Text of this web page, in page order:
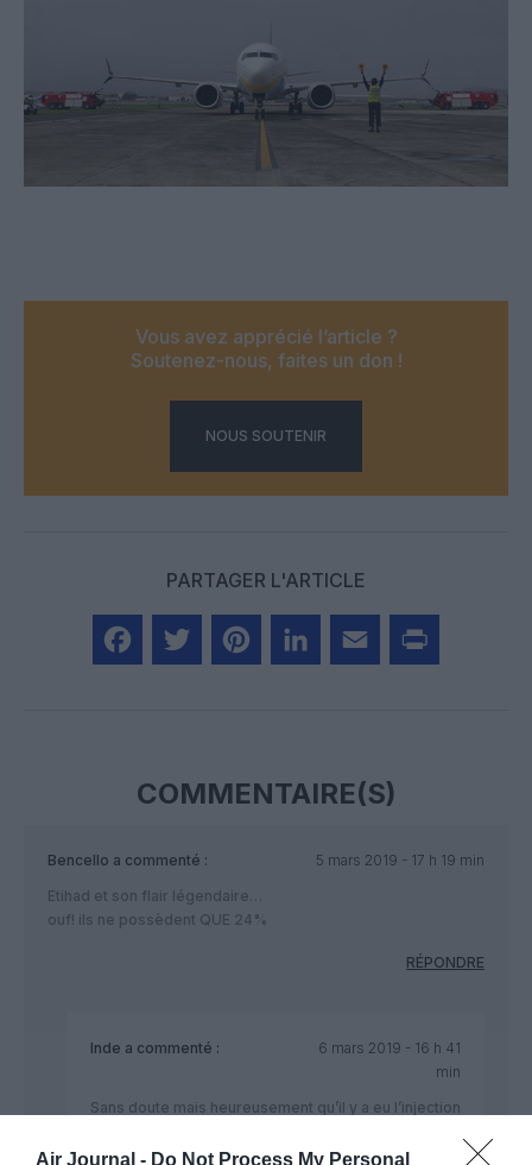
Air Journal - Do Not Process My Personal
Vous avez apprécié l’article ?
Soutenez-nous, faites un don !
NOUS SOUTENIR
PARTAGER L'ARTICLE
COMMENTAIRE(S)
Bencello a commenté :
5 mars 2019 - 17 h 19 min
Etihad et son flair légendaire…
ouf! ils ne possèdent QUE 24%
RÉPONDRE
Inde a commenté :
6 mars 2019 - 16 h 41
min
Sans doute mais heureusement qu’il y a eu l’injection
sinon Jet aurait déposé le bilan.